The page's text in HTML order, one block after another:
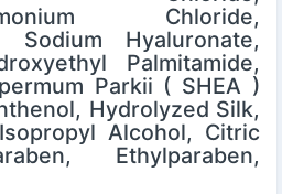
Chloride,
Sodium Hyaluronate,
Palmitamide,
Parkii ( SHEA )
Hydrolyzed Silk,
Alcohol, Citric
Ethylparaben,